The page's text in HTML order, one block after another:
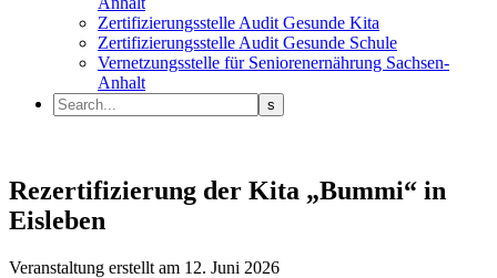
Zertifizierungsstelle Audit Gesunde Kita
Zertifizierungsstelle Audit Gesunde Schule
Vernetzungsstelle für Seniorenernährung Sachsen-
Anhalt
Rezertifizierung der Kita „Bummi“ in
Eisleben
Veranstaltung erstellt am 12. Juni 2026